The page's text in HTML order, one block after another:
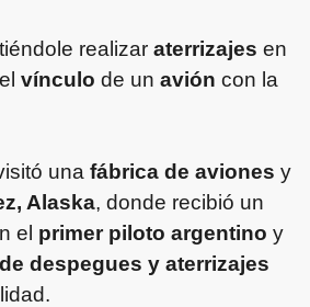
realizar aterrizajes en
vínculo de un avión con la
una fábrica de aviones y
Alaska, donde recibió un
el primer piloto argentino y
despegues y aterrizajes